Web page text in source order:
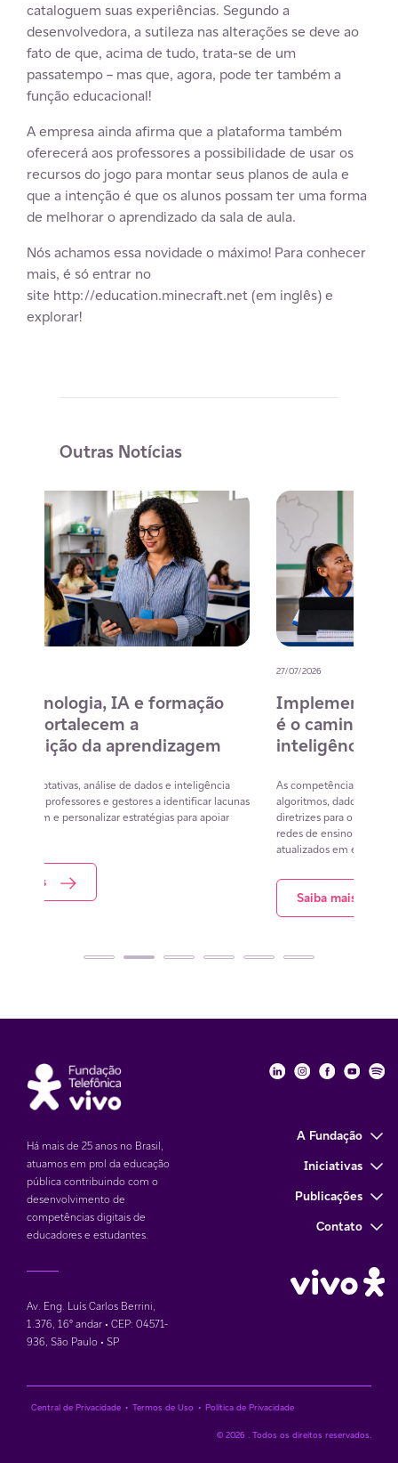
cataloguem suas experiências. Segundo a
desenvolvedora, a sutileza nas alterações se deve ao
fato de que, acima de tudo, trata-se de um
passatempo – mas que, agora, pode ter também a
função educacional!
A empresa ainda afirma que a plataforma também
oferecerá aos professores a possibilidade de usar os
recursos do jogo para montar seus planos de aula e
que a intenção é que os alunos possam ter uma forma
de melhorar o aprendizado da sala de aula.
Nós achamos essa novidade o máximo! Para conhecer
mais, é só entrar no
site http://education.minecraft.net (em inglês) e
explorar!
Outras Notícias
Implementar a BNCC Computação
é o caminho para trabalhar
inteligência artificial na escola
As competências necessárias para compreender
algoritmos, dados e os impactos da IA já estão previstas nas
diretrizes para o ensino da computação. O desafio das
redes de ensino agora é transformar os currículos já
atualizados em experiências concretas de aprendizagem
Saiba mais
Há mais de 25 anos no Brasil,
atuamos em prol da educação
pública contribuindo com o
desenvolvimento de
competências digitais de
educadores e estudantes.
Av. Eng. Luís Carlos Berrini,
1.376 16° andar • CEP: 04571-
936 São Paulo • SP
Fundação
Fundação
A Fundação
Iniciativas
Publicações
Contato
© 2026 . Todos os direitos reservados.
Central de Privacidade • Termos de Uso • Política de Privacidade